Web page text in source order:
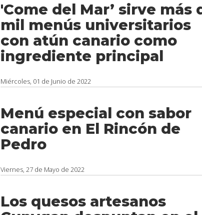
'Come del Mar’ sirve más
mil menús universitarios
con atún canario como
ingrediente principal
Miércoles, 01 de Junio de 2022
Menú especial con sabor
canario en El Rincón de
Pedro
Viernes, 27 de Mayo de 2022
Los quesos artesanos